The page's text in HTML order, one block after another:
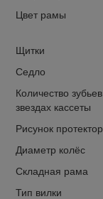
Цвет рамы
Щитки
Седло
Количество
звездах кассеты
Рисунок
Диаметр колёс
Складная рама
Тип вилки